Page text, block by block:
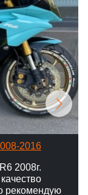
2016
2008г.
рекомендую